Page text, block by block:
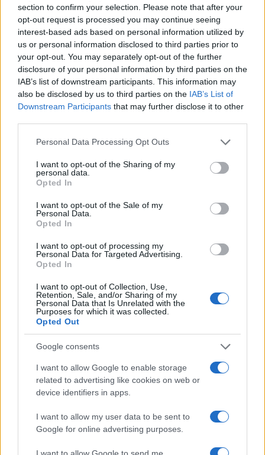
section to confirm your selection. Please note that after your
opt-out request is processed you may continue seeing
interest-based ads based on personal information utilized by
us or personal information disclosed to third parties prior to
your opt-out. You may separately opt-out of the further
disclosure of your personal information by third parties on the
IAB’s list of downstream participants. This information may
also be disclosed by us to third parties on the IAB’s List of
Downstream Participants that may further disclose it to other
Please note that this website/app uses one or more Google
not limited to your visit or usage behaviour. You may click to
grant or deny consent to Google and its third-party tags to
use your data for below specified purposes in below Google
consent section.
Personal Data Processing Opt Outs
I want to opt-out of the Sharing of my
personal data.
Opted In
I want to opt-out of the Sale of my
Personal Data.
Opted In
I want to opt-out of processing my
Personal Data for Targeted Advertising.
Opted In
I want to opt-out of Collection, Use,
Retention, Sale, and/or Sharing of my
Personal Data that Is Unrelated with the
Purposes for which it was collected.
Opted Out
Google consents
I want to allow Google to enable storage
related to advertising like cookies on web or
device identifiers in apps.
I want to allow my user data to be sent to
Google for online advertising purposes.
I want to allow Google to send me